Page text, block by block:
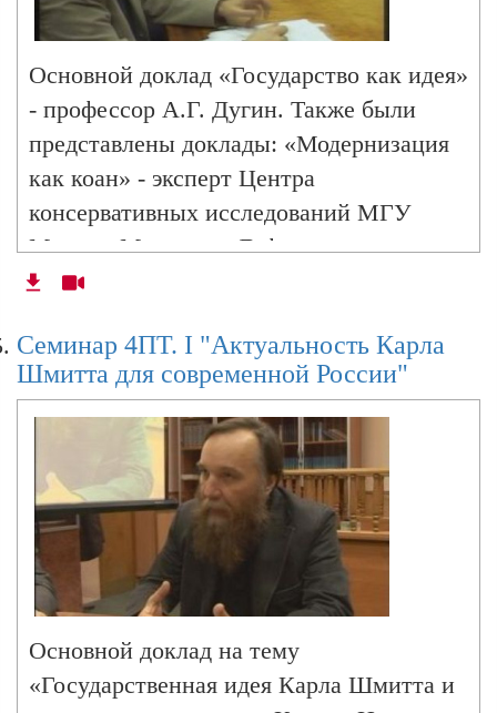
О Конституции, коронавирусе, Платоне,
Пирсе и Гуссерле. В программе
реальности виртуальностью.
Основной доклад «Государство как идея»
- профессор А.Г. Дугин. Также были
представлены доклады: «Модернизация
как коан» - эксперт Центра
консервативных исследований МГУ
Михаил Мошкин. «Дефицит
рациональности российской власти» -
экспертиз Валерий Коровин. «Новые
формы политической рациональности на
Западе» - аспирант кафедры социологии
международных отношений
социологического факультета МГУ
Андрей Коваленко.
Cеминар 4ПТ. I "Актуальность Карла
Шмитта для современной России"
Основной доклад на тему
«Государственная идея Карла Шмитта и